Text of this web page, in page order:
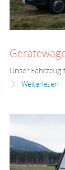
Unser Fahrzeug
Weiterlesen